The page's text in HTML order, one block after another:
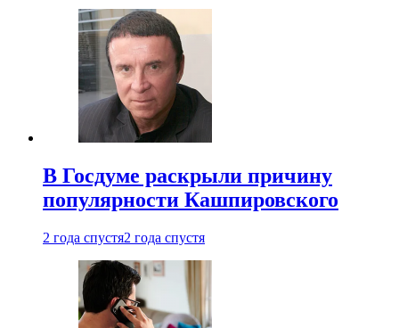
В Госдуме раскрыли причину
популярности Кашпировского
2 года спустя2 года спустя